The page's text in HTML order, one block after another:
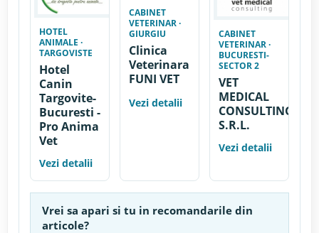
HOTEL
ANIMALE ·
TARGOVISTE
Hotel
Canin
Targovite-
Bucuresti -
Pro Anima
Vet
Vezi detalii
CABINET
VETERINAR ·
GIURGIU
Clinica
Veterinara
FUNI VET
Vezi detalii
CABINET
VETERINAR ·
BUCURESTI-
SECTOR 2
VET
MEDICAL
CONSULTING
S.R.L.
Vezi detalii
Vrei sa apari si tu in recomandarile din
articole?